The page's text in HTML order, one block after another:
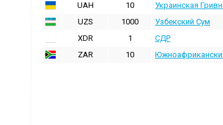
UAH
10 Украинская
UZS
1000 Узбекский Сум
XDR
1 СДР
ZAR
10